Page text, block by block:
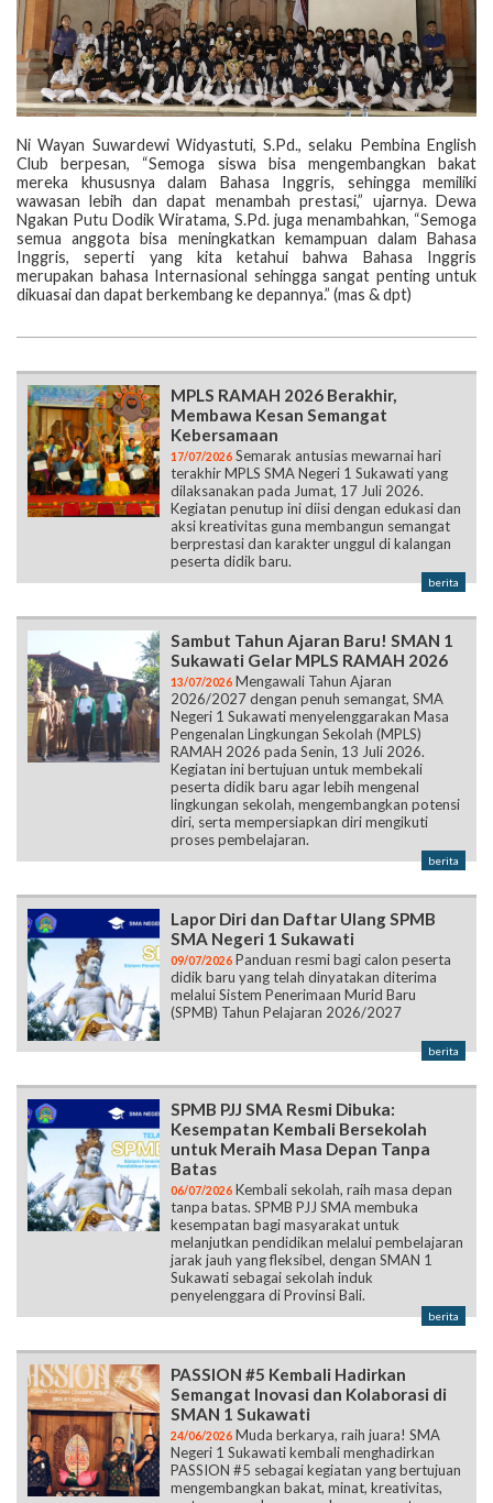
Ni Wayan Suwardewi Widyastuti, S.Pd., selaku Pembina English
Club berpesan, “Semoga siswa bisa mengembangkan bakat
mereka khususnya dalam Bahasa Inggris, sehingga memiliki
wawasan lebih dan dapat menambah prestasi,” ujarnya. Dewa
Ngakan Putu Dodik Wiratama, S.Pd. juga menambahkan, “Semoga
semua anggota bisa meningkatkan kemampuan dalam Bahasa
Inggris, seperti yang kita ketahui bahwa Bahasa Inggris
merupakan bahasa Internasional sehingga sangat penting untuk
dikuasai dan dapat berkembang ke depannya.” (mas & dpt)
MPLS RAMAH 2026 Berakhir,
Membawa Kesan Semangat
Kebersamaan
17/07/2026 Semarak antusias mewarnai hari
terakhir MPLS SMA Negeri 1 Sukawati yang
dilaksanakan pada Jumat, 17 Juli 2026.
Kegiatan penutup ini diisi dengan edukasi dan
aksi kreativitas guna membangun semangat
berprestasi dan karakter unggul di kalangan
peserta didik baru.
berita
Sambut Tahun Ajaran Baru! SMAN 1
Sukawati Gelar MPLS RAMAH 2026
13/07/2026 Mengawali Tahun Ajaran
2026/2027 dengan penuh semangat, SMA
Negeri 1 Sukawati menyelenggarakan Masa
Pengenalan Lingkungan Sekolah (MPLS)
RAMAH 2026 pada Senin, 13 Juli 2026.
Kegiatan ini bertujuan untuk membekali
peserta didik baru agar lebih mengenal
lingkungan sekolah, mengembangkan potensi
diri, serta mempersiapkan diri mengikuti
proses pembelajaran.
berita
Lapor Diri dan Daftar Ulang SPMB
SMA Negeri 1 Sukawati
09/07/2026 Panduan resmi bagi calon peserta
didik baru yang telah dinyatakan diterima
melalui Sistem Penerimaan Murid Baru
(SPMB) Tahun Pelajaran 2026/2027
berita
SPMB PJJ SMA Resmi Dibuka:
Kesempatan Kembali Bersekolah
untuk Meraih Masa Depan Tanpa
Batas
06/07/2026 Kembali sekolah, raih masa depan
tanpa batas. SPMB PJJ SMA membuka
kesempatan bagi masyarakat untuk
melanjutkan pendidikan melalui pembelajaran
jarak jauh yang fleksibel, dengan SMAN 1
Sukawati sebagai sekolah induk
penyelenggara di Provinsi Bali.
berita
PASSION #5 Kembali Hadirkan
Semangat Inovasi dan Kolaborasi di
SMAN 1 Sukawati
24/06/2026 Muda berkarya, raih juara! SMA
Negeri 1 Sukawati kembali menghadirkan
PASSION #5 sebagai kegiatan yang bertujuan
mengembangkan bakat, minat, kreativitas,